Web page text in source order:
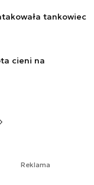
tankowiec
cieni na
Reklama